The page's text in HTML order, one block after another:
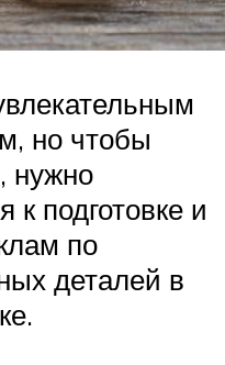
но чтобы
нужно
к подготовке и
по
деталей в